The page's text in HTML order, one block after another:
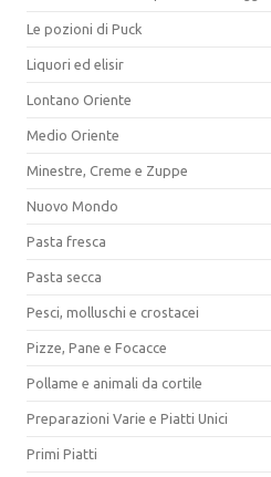
Le pozioni di Puck
Liquori ed elisir
Lontano Oriente
Medio Oriente
Minestre, Creme e Zuppe
Nuovo Mondo
Pasta fresca
Pasta secca
Pesci, molluschi e crostacei
Pizze, Pane e Focacce
Pollame e animali da cortile
Preparazioni Varie e Piatti Unici
Primi Piatti